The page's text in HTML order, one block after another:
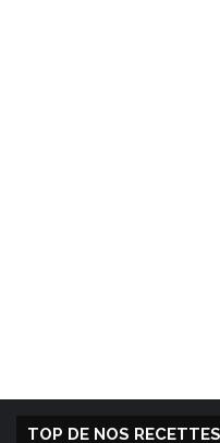
TOP DE NOS RECETTES